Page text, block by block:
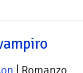
| Romanzo